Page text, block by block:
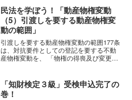
題材にした事例問題が多く出題される傾
向にある。シリーズの...
民法を学ぼう！「動産物権変動
（5）引渡しを要する動産物権変
動の範囲」
引渡しを要する動産物権変動の範囲177条
は、対抗要件としての登記を要する不動
産物権変動を、 「物権の得喪及び変更」
権変動を、「物権の譲渡」と定めてい
る。 そこで、...
「知財検定３級」受検申込完了の
巻！